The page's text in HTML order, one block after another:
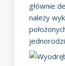
głównie
należy